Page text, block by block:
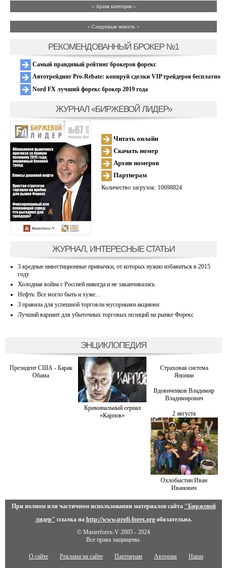
» Архив категории «
» Следующая новость »
РЕКОМЕНДОВАННЫЙ БРОКЕР №1
Самый правдивый рейтинг брокеров форекс
Автотрейдинг Pro-Rebate: копируй сделки VIP трейдеров бесплатно
Nord FX лучший форекс брокер 2019 года
ЖУРНАЛ «БИРЖЕВОЙ ЛИДЕР»
Читать онлайн
Скачать номер
Архив номеров
Партнерам
Количество загрузок: 10698824
ЖУРНАЛ, ИНТЕРЕСНЫЕ СТАТЬИ
3 вредные инвестиционные привычки, от которых нужно избавиться в 2015
году
Холодная война с Россией никогда и не заканчивалась
Нефть: Все могло быть и хуже…
3 правила для успешной торговли мусорными акциями
Лучший вариант для убыточных торговых позиций на рынке Форекс
ЭНЦИКЛОПЕДИЯ
Президент США - Барак
Обама
Криминальный сериал
«Карпов»
Страховая система
Японии
Вдовиченков Владимир
Владимирович
2 августа
Охлобыстин Иван
Иванович
При полном или частичном использовании материалов сайта "Биржевой
лидер" ссылка на http://www.profi-forex.orgобязательна.
© Masterforex-V 2005 - 2024
Все права защищены.
О сайте Реклама на сайте Партнерам Авторам Наши